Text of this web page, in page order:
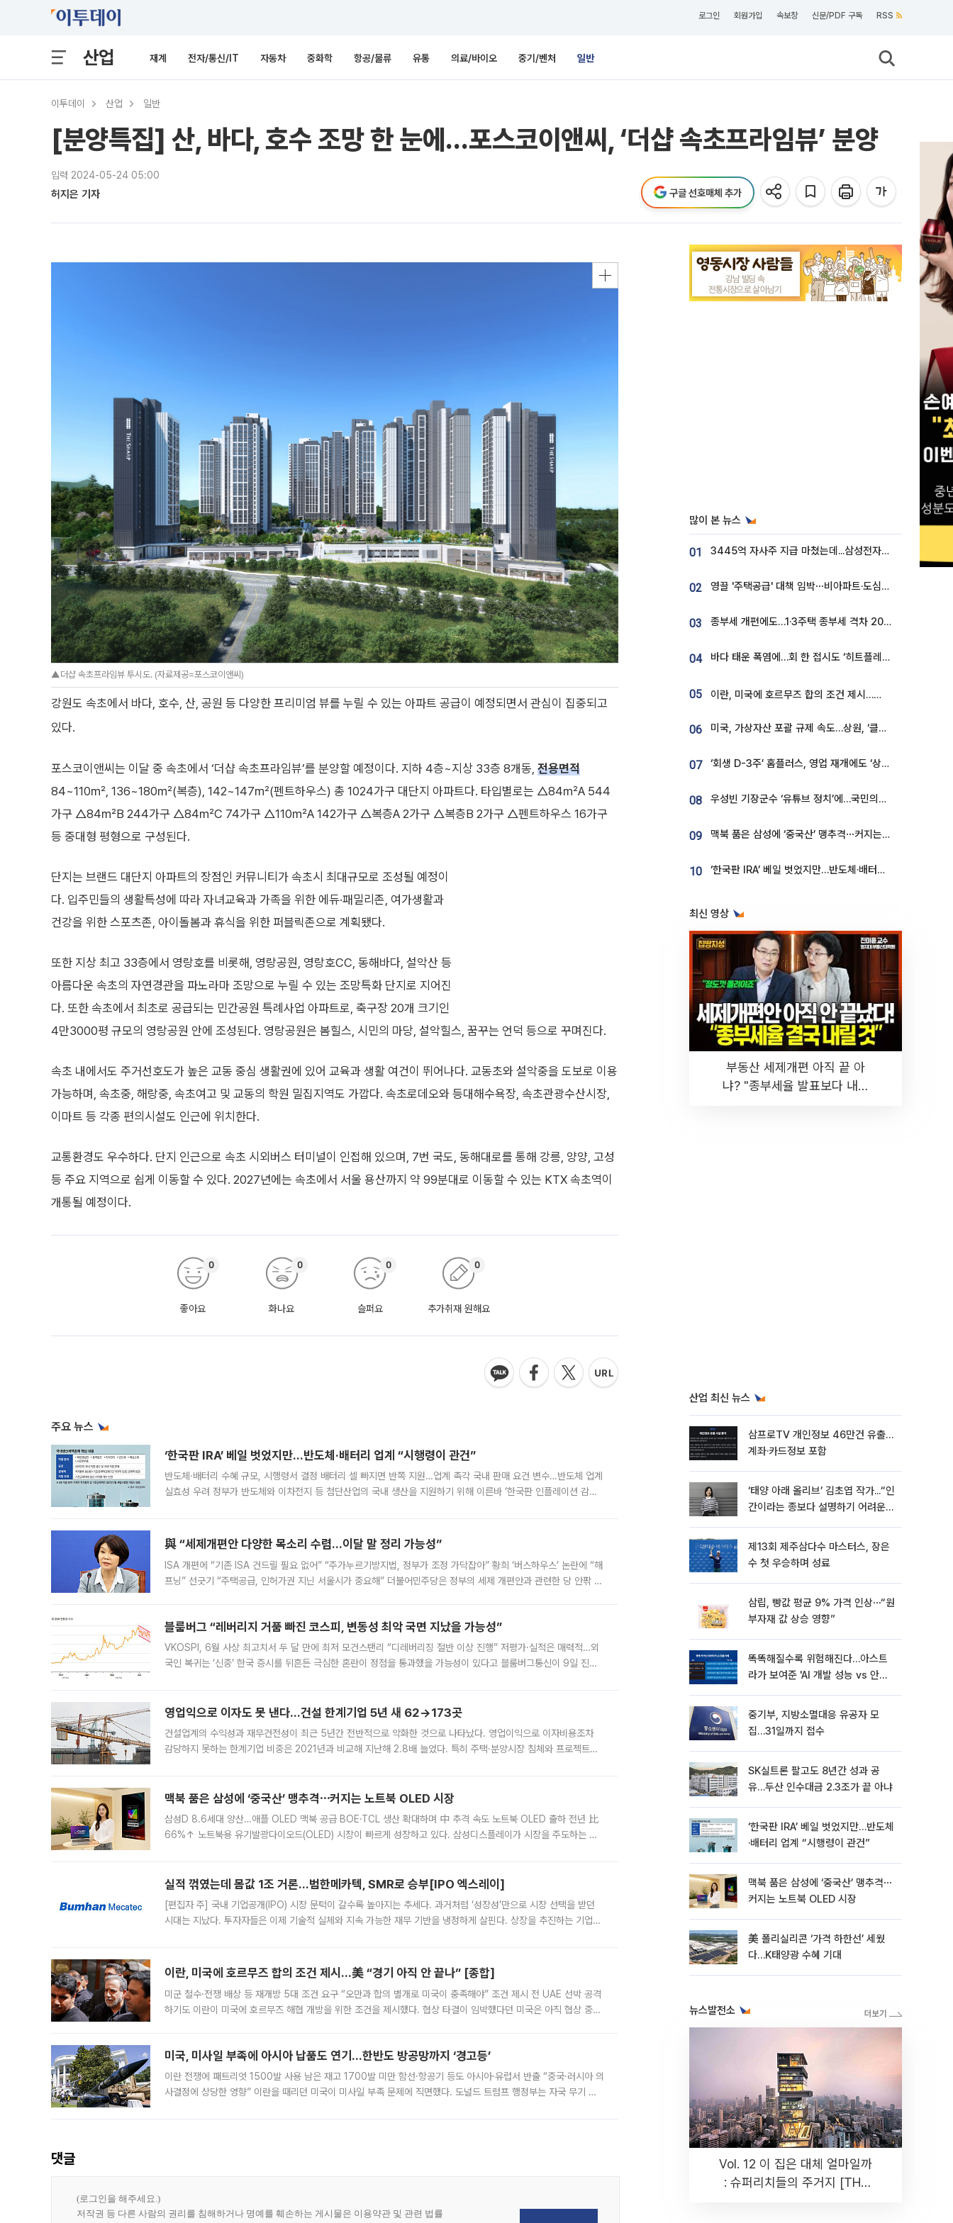
로그인 회원가입 속보창 신문/PDF 구독 RSS
산업 재계 전자/통신/IT 자동차 중화학 항공/물류 유통 의료/바이오 중기/벤처 일반
이투데이 산업 일반
[분양특집] 산, 바다, 호수 조망 한 눈에…포스코이앤씨, ‘더샵 속초프라임뷰’ 분양
입력 2024-05-24 05:00
허지은 기자 구글 선호매체 추가
▲더샵 속초프라임뷰 투시도. (자료제공=포스코이앤씨)
강원도 속초에서 바다, 호수, 산, 공원 등 다양한 프리미엄 뷰를 누릴 수 있는 아파트 공급이 예정되면서 관심이 집중되고
있다.
포스코이앤씨는 이달 중 속초에서 ‘더샵 속초프라임뷰’를 분양할 예정이다. 지하 4층~지상 33층 8개동, 전용면적
84~110㎡, 136~180㎡(복층), 142~147㎡(펜트하우스) 총 1024가구 대단지 아파트다. 타입별로는 △84㎡A 544
가구 △84㎡B 244가구 △84㎡C 74가구 △110㎡A 142가구 △복층A 2가구 △복층B 2가구 △펜트하우스 16가구
등 중대형 평형으로 구성된다.
단지는 브랜드 대단지 아파트의 장점인 커뮤니티가 속초시 최대규모로 조성될 예정이
다. 입주민들의 생활특성에 따라 자녀교육과 가족을 위한 에듀·패밀리존, 여가생활과
건강을 위한 스포츠존, 아이돌봄과 휴식을 위한 퍼블릭존으로 계획됐다.
또한 지상 최고 33층에서 영랑호를 비롯해, 영랑공원, 영랑호CC, 동해바다, 설악산 등
아름다운 속초의 자연경관을 파노라마 조망으로 누릴 수 있는 조망특화 단지로 지어진
다. 또한 속초에서 최초로 공급되는 민간공원 특례사업 아파트로, 축구장 20개 크기인
4만3000평 규모의 영랑공원 안에 조성된다. 영랑공원은 봄힐스, 시민의 마당, 설악힐스, 꿈꾸는 언덕 등으로 꾸며진다.
속초 내에서도 주거선호도가 높은 교동 중심 생활권에 있어 교육과 생활 여건이 뛰어나다. 교동초와 설악중을 도보로 이용
가능하며, 속초중, 해랑중, 속초여고 및 교동의 학원 밀집지역도 가깝다. 속초로데오와 등대해수욕장, 속초관광수산시장,
이마트 등 각종 편의시설도 인근에 위치한다.
교통환경도 우수하다. 단지 인근으로 속초 시외버스 터미널이 인접해 있으며, 7번 국도, 동해대로를 통해 강릉, 양양, 고성
등 주요 지역으로 쉽게 이동할 수 있다. 2027년에는 속초에서 서울 용산까지 약 99분대로 이동할 수 있는 KTX 속초역이
개통될 예정이다.
좋아요
0
화나요
0
슬퍼요
0
추가취재 원해요
0
주요 뉴스
‘한국판 IRA’ 베일 벗었지만…반도체·배터리 업계 “시행령이 관건”
반도체·배터리 수혜 규모, 시행령서 결정 배터리 셀 빠지면 반쪽 지원…업계 촉각 국내 판매 요건 변수…반도체 업계
실효성 우려 정부가 반도체와 이차전지 등 첨단산업의 국내 생산을 지원하기 위해 이른바 ‘한국판 인플레이션 감축
與 “세제개편안 다양한 목소리 수렴…이달 말 정리 가능성”
ISA 개편에 “기존 ISA 건드릴 필요 없어” “주가누르기방지법, 정부가 조정 가닥잡아” 황희 ‘버스하우스’ 논란에 “해
프닝” 선긋기 “주택공급, 인허가권 지닌 서울시가 중요해” 더불어민주당은 정부의 세제 개편안과 관련한 당 안팎 의
블룸버그 “레버리지 거품 빠진 코스피, 변동성 최악 국면 지났을 가능성”
VKOSPI, 6월 사상 최고치서 두 달 만에 최저 모건스탠리 “디레버리징 절반 이상 진행” 저평가·실적은 매력적…외
국인 복귀는 ‘신중’ 한국 증시를 뒤흔든 극심한 혼란이 정점을 통과했을 가능성이 있다고 블룸버그통신이 9일 진단
영업익으로 이자도 못 낸다…건설 한계기업 5년 새 62→173곳
건설업계의 수익성과 재무건전성이 최근 5년간 전반적으로 악화한 것으로 나타났다. 영업이익으로 이자비용조차
감당하지 못하는 한계기업 비중은 2021년과 비교해 지난해 2.8배 늘었다. 특히 주택·분양시장 침체와 프로젝트파
맥북 품은 삼성에 ‘중국산’ 맹추격⋯커지는 노트북 OLED 시장
삼성D 8.6세대 양산…애플 OLED 맥북 공급 BOE·TCL 생산 확대하며 中 추격 속도 노트북 OLED 출하 전년 比
66%↑ 노트북용 유기발광다이오드(OLED) 시장이 빠르게 성장하고 있다. 삼성디스플레이가 시장을 주도하는 가
실적 꺾였는데 몸값 1조 거론…범한메카텍, SMR로 승부[IPO 엑스레이]
[편집자 주] 국내 기업공개(IPO) 시장 문턱이 갈수록 높아지는 추세다. 과거처럼 ‘성장성’만으로 시장 선택을 받던
시대는 지났다. 투자자들은 이제 기술적 실체와 지속 가능한 재무 기반을 냉정하게 살핀다. 상장을 추진하는 기업들
이란, 미국에 호르무즈 합의 조건 제시…美 “경기 아직 안 끝나” [종합]
미군 철수·전쟁 배상 등 재개방 5대 조건 요구 “오만과 합의 별개로 미국이 충족해야” 조건 제시 전 UAE 선박 공격
하기도 이란이 미국에 호르무즈 해협 개방을 위한 조건을 제시했다. 협상 타결이 임박했다던 미국은 아직 협상 중이
미국, 미사일 부족에 아시아 납품도 연기…한반도 방공망까지 ‘경고등’
이란 전쟁에 패트리엇 1500발 사용 남은 재고 1700발 미만 함선·항공기 등도 아시아·유럽서 반출 “중국·러시아 의
사결정에 상당한 영향” 이란을 때리던 미국이 미사일 부족 문제에 직면했다. 도널드 트럼프 행정부는 자국 무기 공
댓글
많이 본 뉴스
01 3445억 자사주 지급 마쳤는데...삼성전자 DX노조, 뒤늦은 '떼쓰기 집회'
02 영끌 '주택공급' 대책 임박⋯비아파트·도심복합까지 총동원
03 종부세 개편에도…1·3주택 종부세 격차 2028년부터 확대
04 바다 태운 폭염에…회 한 접시도 ‘히트플레이션’
05 이란, 미국에 호르무즈 합의 조건 제시…美 “경기 아직 안 끝나” [종합]
06 미국, 가상자산 포괄 규제 속도…상원, ‘클래리티법’ 9월 절차투표 추진
07 ‘회생 D-3주’ 홈플러스, 영업 재개에도 ‘상품 공급망’ 복구가 생존 관건
08 우성빈 기장군수 ‘유튜브 정치’에…국민의힘 군의원들 집단 반발
09 맥북 품은 삼성에 ‘중국산’ 맹추격⋯커지는 노트북 OLED 시장
10 ‘한국판 IRA’ 베일 벗었지만…반도체·배터리 업계 “시행령이 관건”
최신 영상
부동산 세제개편 아직 끝 아
냐? "종부세율 발표보다 내릴
산업 최신 뉴스
삼프로TV 개인정보 46만건 유출…
계좌·카드정보 포함
‘태양 아래 올리브’ 김초엽 작가...“인
간이라는 종보다 설명하기 어려운
뷰]
제13회 제주삼다수 마스터스, 장은
수 첫 우승하며 성료
삼립, 빵값 평균 9% 가격 인상⋯“원
부자재 값 상승 영향”
똑똑해질수록 위험해진다…아스트
라가 보여준 'AI 개발 성능 vs 안전
중기부, 지방소멸대응 유공자 모
집…31일까지 접수
SK실트론 팔고도 8년간 성과 공
유…두산 인수대금 2.3조가 끝 아냐
‘한국판 IRA’ 베일 벗었지만…반도체
·배터리 업계 “시행령이 관건”
맥북 품은 삼성에 ‘중국산’ 맹추격⋯
커지는 노트북 OLED 시장
美 폴리실리콘 ‘가격 하한선’ 세웠
다…K태양광 수혜 기대
뉴스발전소
Vol. 12 이 집은 대체 얼마일까
: 슈퍼리치들의 주거지 [THE